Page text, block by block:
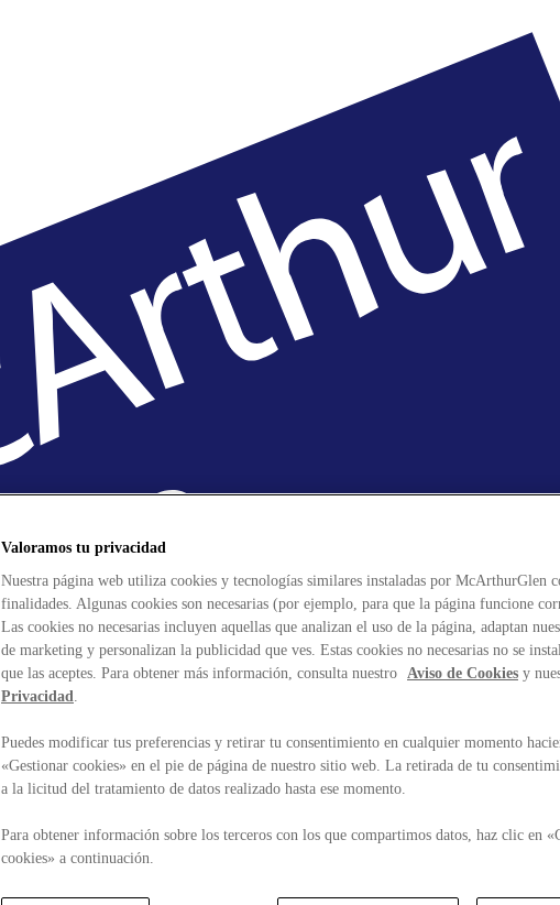
Valoramos tu privacidad
Nuestra página web utiliza cookies y tecnologías similares instaladas por McArthurGlen
finalidades. Algunas cookies son necesarias (por ejemplo, para que la página funcione
Las cookies no necesarias incluyen aquellas que analizan el uso de la página, adaptan
de marketing y personalizan la publicidad que ves. Estas cookies no necesarias no se
que las aceptes. Para obtener más información, consulta nuestro Aviso de Cookies y
Privacidad.
Puedes modificar tus preferencias y retirar tu consentimiento en cualquier momento
«Gestionar cookies» en el pie de página de nuestro sitio web. La retirada de tu
a la licitud del tratamiento de datos realizado hasta ese momento.
Para obtener información sobre los terceros con los que compartimos datos, haz clic en
cookies» a continuación.